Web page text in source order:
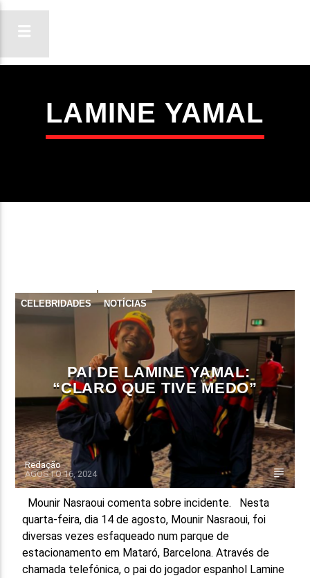
ON FM
LIGA-TE
ON FM
LAMINE YAMAL
CELEBRIDADES NOTÍCIAS
PAI DE LAMINE YAMAL:
“CLARO QUE TIVE MEDO”
Redação
AGOSTO 16, 2024
Mounir Nasraoui comenta sobre incidente. Nesta
quarta-feira, dia 14 de agosto, Mounir Nasraoui, foi
diversas vezes esfaqueado num parque de
estacionamento em Mataró, Barcelona. Através de
chamada telefónica, o pai do jogador espanhol Lamine